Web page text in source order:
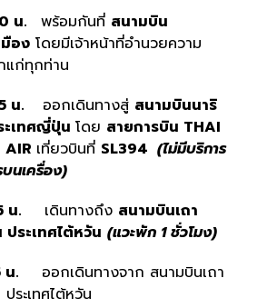
น. พร้อมกันที่ สนามบิน
อง โดยมีเจ้าหน้าที่อำนวยความ
แก่ทุกท่าน
น.
ออกเดินทางสู่ สนามบินนาริ
ะเทศญี่ปุ่น โดย สายการบิน THAI
AIR เที่ยวบินที่ SL394 (ไม่มีบริการ
บนเครื่อง)
น. เดินทางถึง สนามบินเถา
ประเทศไต้หวัน (แวะพัก 1 ชั่วโมง)
น. ออกเดินทางจาก สนามบินเถา
ระเทศไต้หวัน